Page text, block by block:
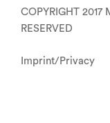
COPYRIGHT 2017
RESERVED
Imprint/Privacy